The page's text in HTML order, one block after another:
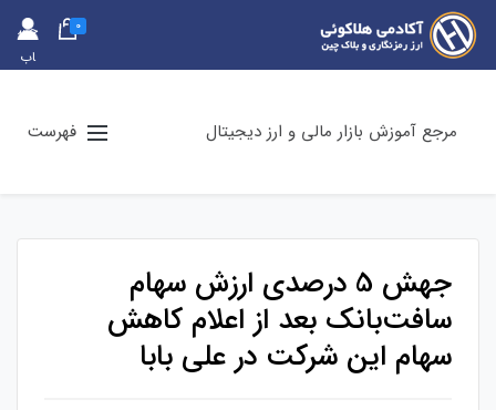
حس
اب
0
مرجع آموزش بازار مالی و ارز دیجیتال فهرست
جهش 5 درصدی ارزش سهام
سافت‌بانک بعد از اعلام کاهش
سهام این شرکت در علی بابا